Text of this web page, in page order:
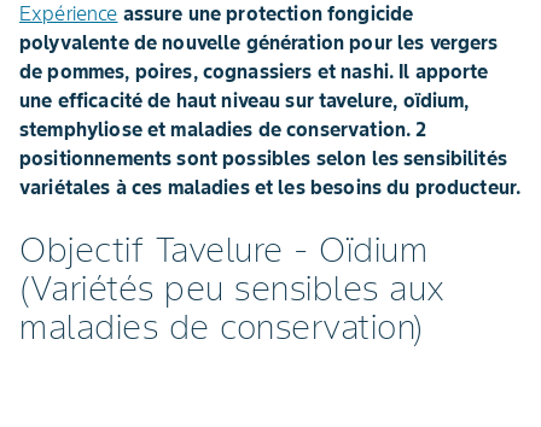
Expérience assure une protection fongicide
polyvalente de nouvelle génération pour les vergers
de pommes, poires, cognassiers et nashi. Il apporte
une efficacité de haut niveau sur tavelure, oïdium,
stemphyliose et maladies de conservation. 2
positionnements sont possibles selon les sensibilités
variétales à ces maladies et les besoins du producteur.
Objectif Tavelure - Oïdium
(Variétés peu sensibles aux
maladies de conservation)